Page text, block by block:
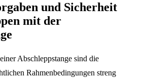
und Sicherheit
mit der
Abschleppstange sind die
Rahmenbedingungen streng